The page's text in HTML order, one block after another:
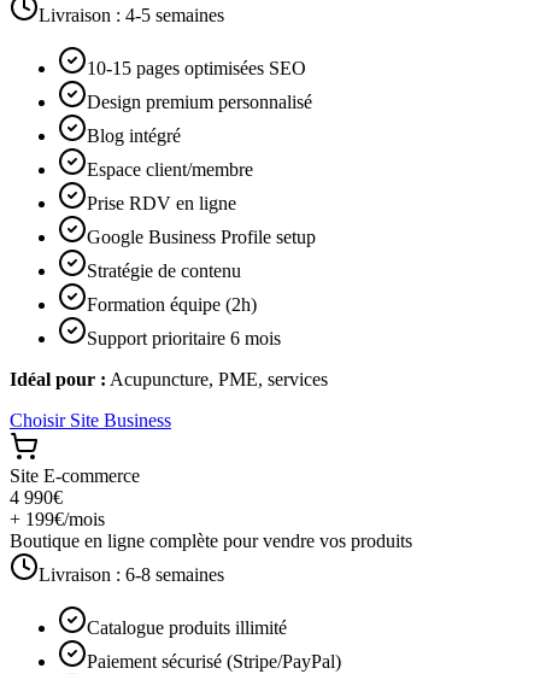
Livraison : 4-5 semaines
10-15 pages optimisées SEO
Design premium personnalisé
Blog intégré
Espace client/membre
Prise RDV en ligne
Google Business Profile setup
Stratégie de contenu
Formation équipe (2h)
Support prioritaire 6 mois
Idéal pour : Acupuncture, PME, services
Choisir Site Business
Site E-commerce
4 990€
+ 199€/mois
Boutique en ligne complète pour vendre vos produits
Livraison : 6-8 semaines
Catalogue produits illimité
Paiement sécurisé (Stripe/PayPal)